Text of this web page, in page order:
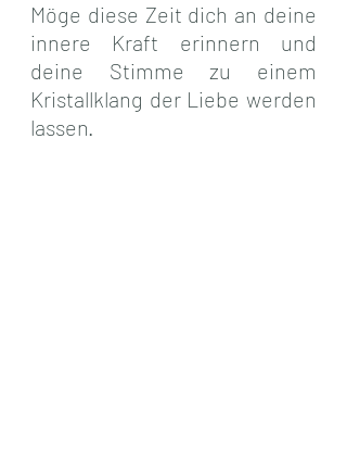
Möge diese Zeit dich an deine
innere Kraft erinnern und
deine Stimme zu einem
Kristallklang der Liebe werden
lassen.